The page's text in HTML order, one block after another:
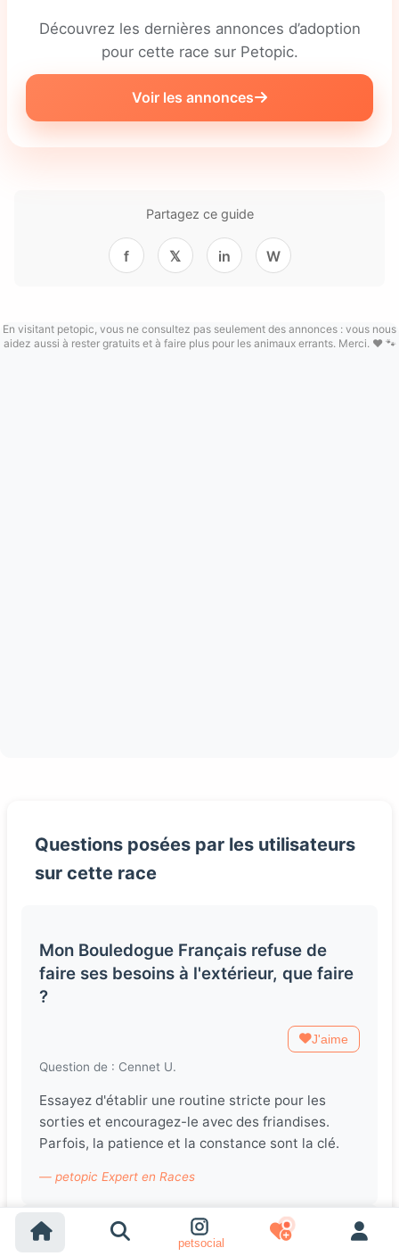
petsocial
Découvrez les dernières annonces d’adoption
pour cette race sur Petopic.
Voir les annonces
Partagez ce guide
f 𝕏 in W
En visitant petopic, vous ne consultez pas seulement des annonces : vous nous
aidez aussi à rester gratuits et à faire plus pour les animaux errants. Merci. ❤️ 🐾
Questions posées par les utilisateurs
sur cette race
Mon Bouledogue Français refuse de
faire ses besoins à l'extérieur, que faire
?
J'aime
Question de : Cennet U.
Essayez d'établir une routine stricte pour les
sorties et encouragez-le avec des friandises.
Parfois, la patience et la constance sont la clé.
— petopic Expert en Races
Est-ce que les Bouledogues Français